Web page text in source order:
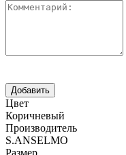
Цвет
Коричневый
Производитель
S.ANSELMO
Размер